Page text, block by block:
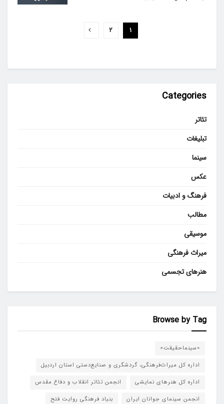
۱ ۲
Categories
تئاتر
تبلیغات
سینما
عکس
فرهنگ و ادبیات
مطالب
موسیقی
میراث فرهنگی
هنرهای تجسمی
Browse by Tag
«سینماحقیقت»
اداره کل میراث‌فرهنگی، گردشگری و صنایع‌دستی استان اردبیل
اداره کل هنرهای نمایشی
انجمن تئاتر انقلاب و دفاع مقدس
انجمن سینمای جوانان ایران
بنیاد فرهنگی روایت فتح